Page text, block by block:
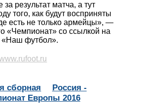
результат матча, а тут
того, как будут восприняты
есть не только армейцы», —
«Чемпионат» со ссылкой на
«Наш футбол».
сборная
Россия -
Европы 2016